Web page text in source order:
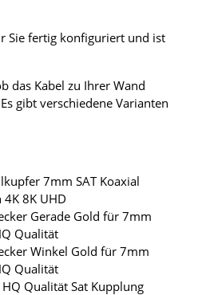
Sie fertig konfiguriert und ist
das Kabel zu Ihrer Wand
gibt verschiedene Varianten
7mm SAT Koaxial
8K UHD
Gerade Gold für 7mm
Qualität
Winkel Gold für 7mm
Qualität
Qualität Sat Kupplung